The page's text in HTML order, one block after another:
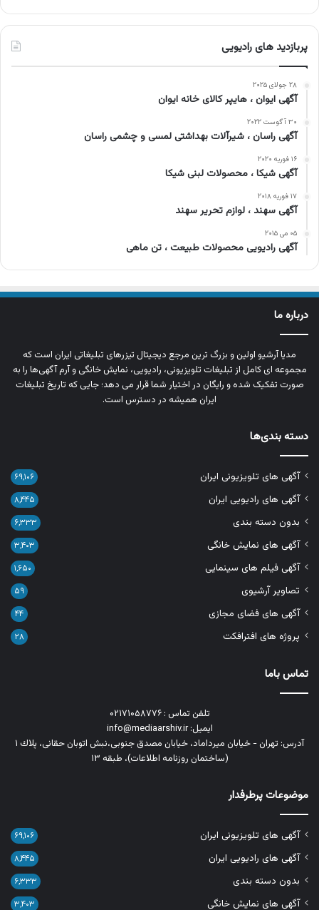
پربازدید های رادیویی
۲۸ جولای ۲۰۲۵
آگهی ایوان ، هایپر کالای خانه ایوان
۳۰ آگوست ۲۰۲۲
آگهی راسان ، شیرآلات بهداشتی لمسی و چشمی راسان
۱۶ فوریه ۲۰۲۰
آگهی شیکا ، محصولات لبنی شیکا
۱۷ فوریه ۲۰۱۸
آگهی سهند ، لوازم تحریر سهند
۰۵ می ۲۰۱۵
آگهی رادیویی محصولات طبیعت ، تن ماهی
درباره ما
مدیا آرشیو اولین و بزرگ‌ ترین مرجع دیجیتال تیزرهای تبلیغاتی ایران است که
مجموعه‌ ای کامل از تبلیغات تلویزیونی، رادیویی، نمایش خانگی و آرم‌ آگهی‌ها را به‌
صورت تفکیک‌ شده و رایگان در اختیار شما قرار می‌ دهد؛ جایی که تاریخ تبلیغات
ایران همیشه در دسترس است.
دسته بندی‌ها
آگهی های تلویزیونی ایران ۶۹,۱۰۶
آگهی های رادیویی ایران ۸,۴۴۵
بدون دسته بندی ۶,۳۳۳
آگهی های نمایش خانگی ۳,۴۰۳
آگهی فیلم های سینمایی ۱,۶۵۰
تصاویر آرشیوی ۵۹
آگهی های فضای مجازی ۴۴
پروژه های افترافکت ۲۸
تماس باما
تلفن تماس : ۰۲۱۷۱۰۵۸۷۷۶
ایمیل: info@mediaarshiv.ir
آدرس: تهران - خیابان میرداماد، خیابان مصدق جنوبی،نبش اتوبان حقانی، پلاك ١
(ساختمان روزنامه اطلاعات)، طبقه ۱۳
موضوعات پرطرفدار
آگهی های تلویزیونی ایران ۶۹,۱۰۶
آگهی های رادیویی ایران ۸,۴۴۵
بدون دسته بندی ۶,۳۳۳
آگهی های نمایش خانگی ۳,۴۰۳